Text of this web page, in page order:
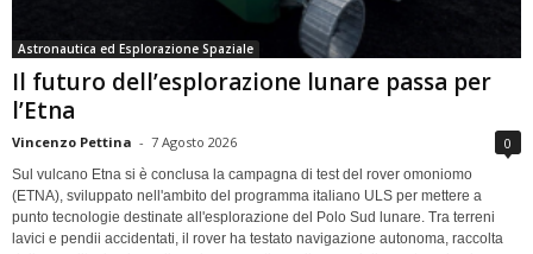
Astronautica ed Esplorazione Spaziale
Il futuro dell’esplorazione lunare passa per
l’Etna
Vincenzo Pettina - 7 Agosto 2026 0
Sul vulcano Etna si è conclusa la campagna di test del rover omoniomo
(ETNA), sviluppato nell'ambito del programma italiano ULS per mettere a
punto tecnologie destinate all'esplorazione del Polo Sud lunare. Tra terreni
lavici e pendii accidentati, il rover ha testato navigazione autonoma, raccolta